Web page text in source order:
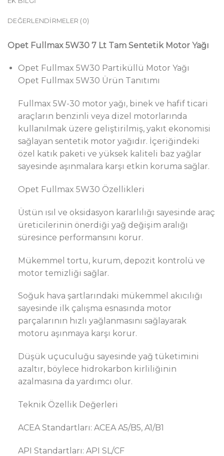
DEĞERLENDIRMELER (0)
Opet Fullmax 5W30 7 Lt Tam Sentetik Motor Yağı
Opet Fullmax 5W30 Partiküllü Motor Yağı
Opet Fullmax 5W30 Ürün Tanıtımı
Fullmax 5W-30 motor yağı, binek ve hafif ticari
araçların benzinli veya dizel motorlarında
kullanılmak üzere geliştirilmiş, yakıt ekonomisi
sağlayan sentetik motor yağıdır. İçeriğindeki
özel katık paketi ve yüksek kaliteli baz yağlar
sayesinde aşınmalara karşı etkin koruma sağlar.
Opet Fullmax 5W30 Özellikleri
Üstün ısıl ve oksidasyon kararlılığı sayesinde araç
üreticilerinin önerdiği yağ değişim aralığı
süresince performansını korur.
Mükemmel tortu, kurum, depozit kontrolü ve
motor temizliği sağlar.
Soğuk hava şartlarındaki mükemmel akıcılığı
sayesinde ilk çalışma esnasında motor
parçalarının hızlı yağlanmasını sağlayarak
motoru aşınmaya karşı korur.
Düşük uçuculuğu sayesinde yağ tüketimini
azaltır, böylece hidrokarbon kirliliğinin
azalmasına da yardımcı olur.
Teknik Özellik Değerleri
ACEA Standartları: ACEA A5/B5, A1/B1
API Standartları: API SL/CF